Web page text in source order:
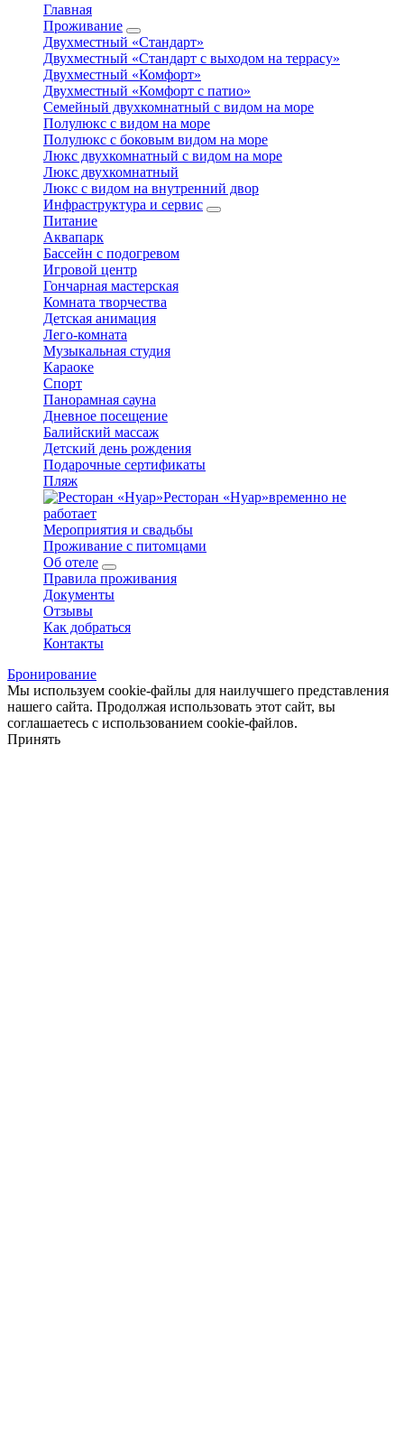
Главная
Проживание
Двухместный «Стандарт»
Двухместный «Стандарт с выходом на террасу»
Двухместный «Комфорт»
Двухместный «Комфорт с патио»
Семейный двухкомнатный с видом на море
Полулюкс с видом на море
Полулюкс с боковым видом на море
Люкс двухкомнатный с видом на море
Люкс двухкомнатный
Люкс с видом на внутренний двор
Инфраструктура и сервис
Питание
Аквапарк
Бассейн с подогревом
Игровой центр
Гончарная мастерская
Комната творчества
Детская анимация
Лего-комната
Музыкальная студия
Караоке
Спорт
Панорамная сауна
Дневное посещение
Балийский массаж
Детский день рождения
Подарочные сертификаты
Пляж
Ресторан «Нуар»временно не
работает
Мероприятия и свадьбы
Проживание с питомцами
Об отеле
Правила проживания
Документы
Отзывы
Как добраться
Контакты
Бронирование
Мы используем cookie-файлы для наилучшего представления
нашего сайта. Продолжая использовать этот сайт, вы
соглашаетесь с использованием cookie-файлов.
Принять